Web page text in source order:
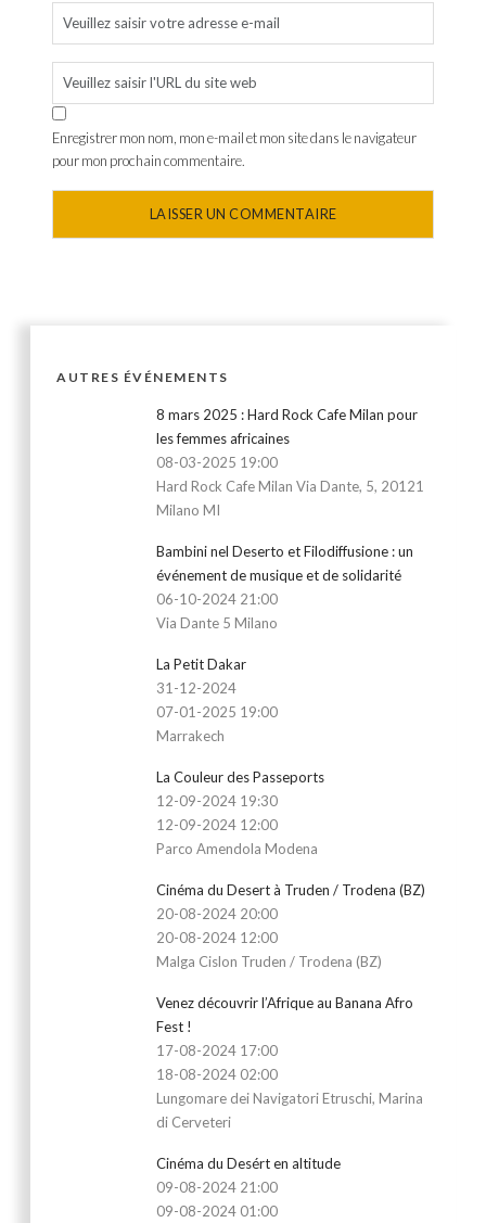
Enregistrer mon nom, mon e-mail et mon site dans le navigateur
pour mon prochain commentaire.
AUTRES ÉVÉNEMENTS
8 mars 2025 : Hard Rock Cafe Milan pour
les femmes africaines
08-03-2025 19:00
Hard Rock Cafe Milan Via Dante, 5, 20121
Milano MI
Bambini nel Deserto et Filodiffusione : un
événement de musique et de solidarité
06-10-2024 21:00
Via Dante 5 Milano
La Petit Dakar
31-12-2024
07-01-2025 19:00
Marrakech
La Couleur des Passeports
12-09-2024 19:30
12-09-2024 12:00
Parco Amendola Modena
Cinéma du Desert à Truden / Trodena (BZ)
20-08-2024 20:00
20-08-2024 12:00
Malga Cislon Truden / Trodena (BZ)
Venez découvrir l’Afrique au Banana Afro
Fest !
17-08-2024 17:00
18-08-2024 02:00
Lungomare dei Navigatori Etruschi, Marina
di Cerveteri
Cinéma du Desért en altitude
09-08-2024 21:00
09-08-2024 01:00